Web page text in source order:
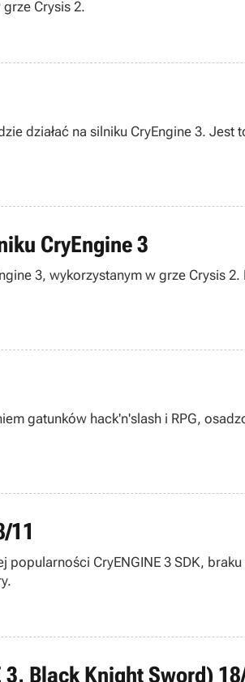
grze Crysis 2.
działać na silniku CryEngine 3.
CryEngine 3
3, wykorzystanym w grze Crysis
gatunków hack'n'slash i RPG,
11
CryENGINE 3 SDK,
Black Knight Sword)